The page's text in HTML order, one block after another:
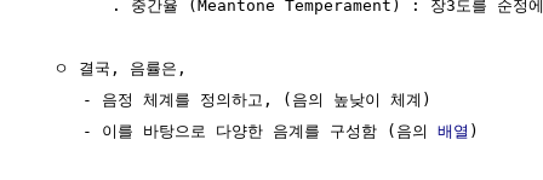
. 중간율 (Meantone Temperament) : 장3도를 순정에
  ㅇ 결국, 음률은,
     - 음정 체계를 정의하고, (음의 높낮이 체계)
     - 이를 바탕으로 다양한 음계를 구성함 (음의
배열 )